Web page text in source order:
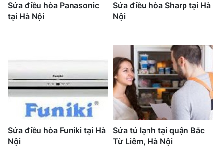
Sửa điều hòa Panasonic
tại Hà Nội
Sửa điều hòa Sharp tại Hà
Nội
Sửa điều hòa Funiki tại Hà
Nội
Sửa tủ lạnh tại quận Bắc
Từ Liêm, Hà Nội